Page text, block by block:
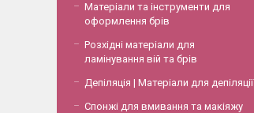
Матеріали та інструменти для
оформлення брів
Розхідні матеріали для
ламінування вій та брів
Депіляція | Матеріали для депіляції
Спонжі для вмивання та макіяжу